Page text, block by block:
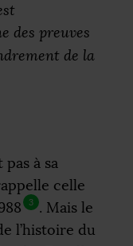
des preuves
de la
pas à sa
celle
3
. Mais le
l’histoire du